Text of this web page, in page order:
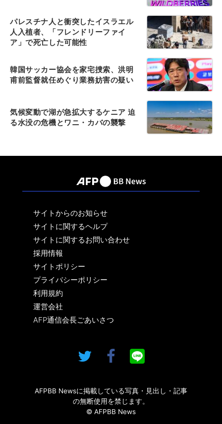
パレスチナ人と衝突したイスラエル
人入植者、「フレンドリーファイ
ア」で死亡した可能性
韓国サッカー協会を家宅捜索、洪明
甫前監督就任めぐり業務妨害の疑い
気候変動で湖が急拡大するケニア 迫
る水没の危機とワニ・カバの襲撃
サイトからのお知らせ
サイトに関するヘルプ
サイトに関するお問い合わせ
採用情報
サイトポリシー
プライバシーポリシー
利用規約
運営会社
AFP通信会長ごあいさつ
AFPBB Newsに掲載している写真・見出し・記事
の無断使用を禁じます。
© AFPBB News